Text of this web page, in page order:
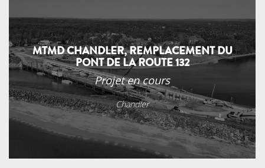
MTMD CHANDLER, REMPLACEMENT DU
PONT DE LA ROUTE 132
Projet en cours
Chandler